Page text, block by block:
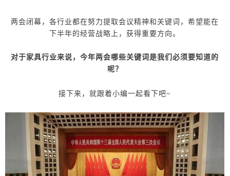
两会闭幕，各行业都在努力提取会议精神和关键词，希望能在
下半年的经营战略上，获得重要方向。
对于家具行业来说，今年两会哪些关键词是我们必须要知道的
呢？
接下来，就跟着小编一起看下吧~